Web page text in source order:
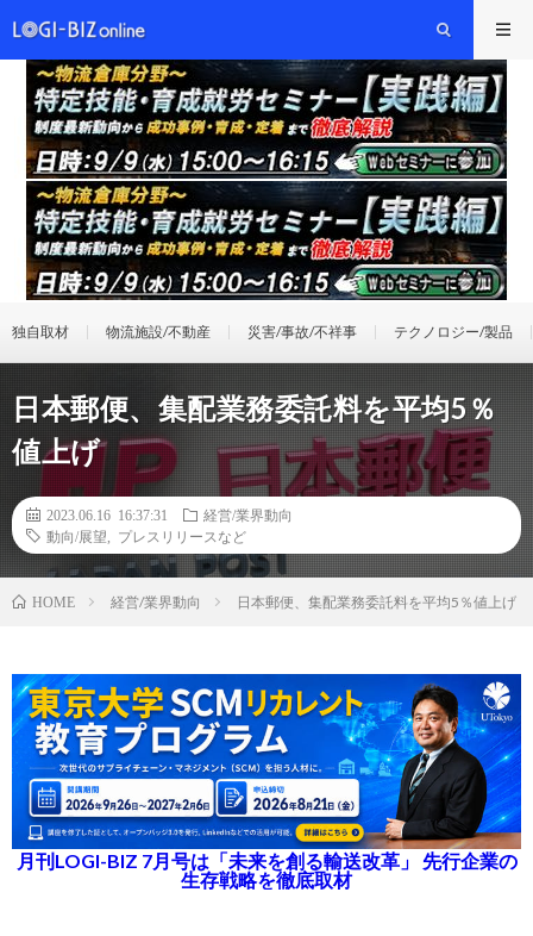
独自取材 物流施設/不動産 災害/事故/不祥事 テクノロジー/製品
日本郵便、集配業務委託料を平均5％
値上げ
2023.06.16 16:37:31
経営/業界動向
動向/展望
プレスリリースなど
HOME 経営/業界動向 日本郵便、集配業務委託料を平均5％値上げ
月刊LOGI-BIZ 7月号は「未来を創る輸送改革」 先行企業の
生存戦略を徹底取材